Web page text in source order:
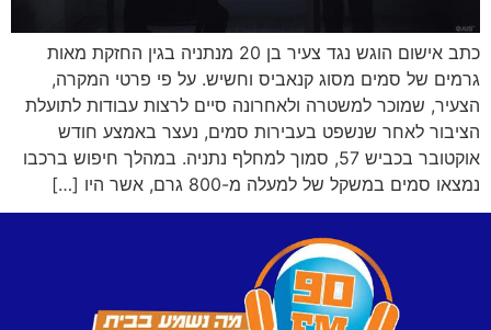
כתב אישום הוגש נגד צעיר בן 20 מנתניה בגין החזקת מאות
גרמים של סמים מסוג קנאביס וחשיש. על פי פרטי המקרה,
הצעיר, שמוכר למשטרה ולאחרונה סיים לרצות עבודות לתועלת
הציבור לאחר שנשפט בעבירות סמים, נעצר באמצע חודש
אוקטובר בכביש 57, סמוך למחלף נתניה. במהלך חיפוש ברכבו
נמצאו סמים במשקל של למעלה מ-800 גרם, אשר היו […]